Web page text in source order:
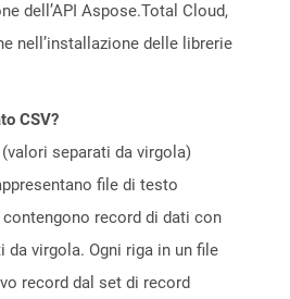
dell’API Aspose.Total Cloud,
nell’installazione delle librerie
CSV?
separati da virgola)
file di testo
record di dati con
da virgola. Ogni riga in un file
record dal set di record